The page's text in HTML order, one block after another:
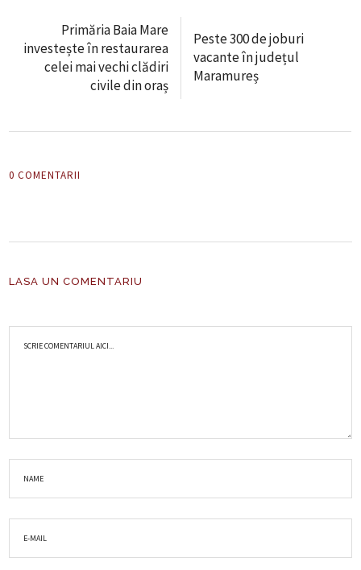
Primăria Baia Mare
investește în restaurarea
celei mai vechi clădiri
civile din oraș
Peste 300 de joburi
vacante în județul
Maramureș
0 COMENTARII
LASA UN COMENTARIU